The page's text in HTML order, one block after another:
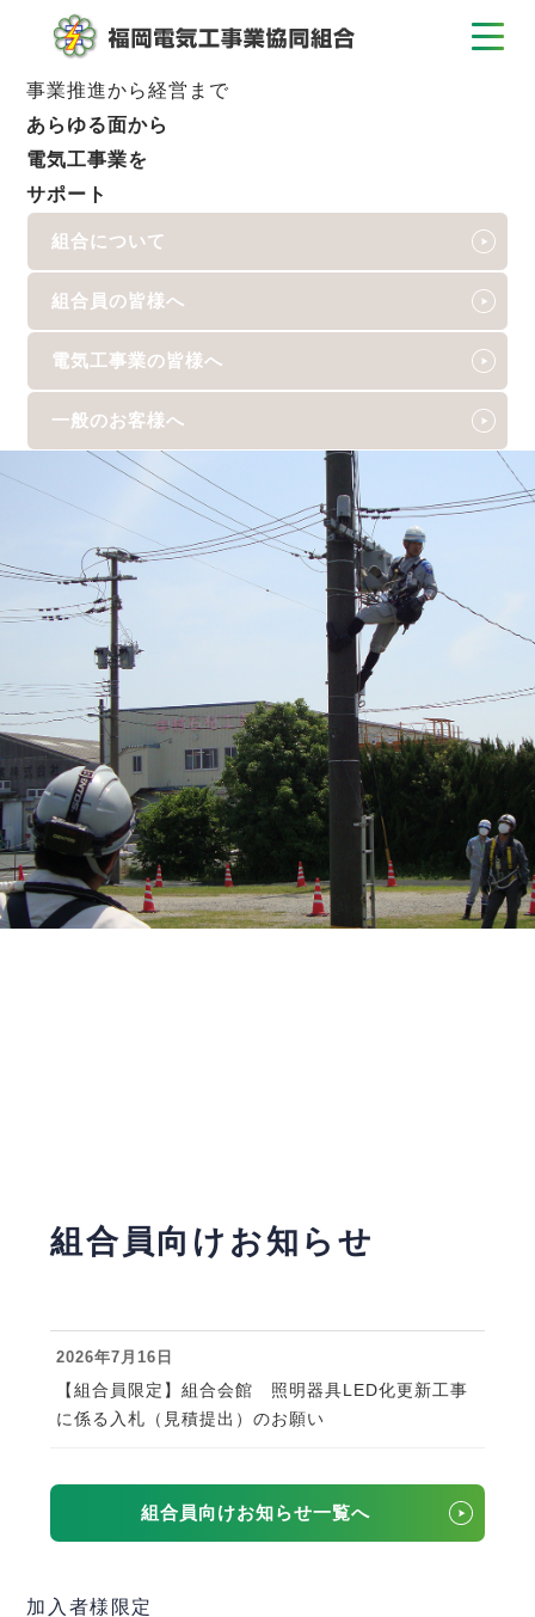
事業推進から経営まで
あらゆる面から
電気工事業を
サポート
組合について
組合員の皆様へ
電気工事業の皆様へ
一般のお客様へ
組合員向けお知らせ
2026年7月16日
【組合員限定】組合会館 照明器具LED化更新工事
に係る入札（見積提出）のお願い
組合員向けお知らせ一覧へ
加入者様限定